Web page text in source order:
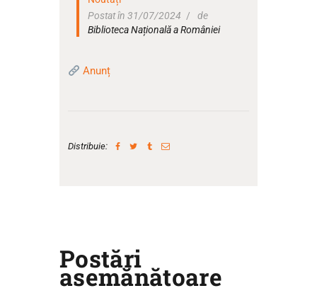
Postat în 31/07/2024
de
Biblioteca Națională a României
Anunț
Distribuie:
Postări
asemănătoare